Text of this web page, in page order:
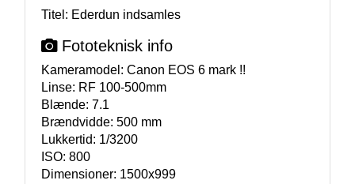
Titel: Ederdun indsamles
Fototeknisk info
Kameramodel: Canon EOS 6 mark !!
Linse: RF 100-500mm
Blænde: 7.1
Brændvidde: 500 mm
Lukkertid: 1/3200
ISO: 800
Dimensioner: 1500x999